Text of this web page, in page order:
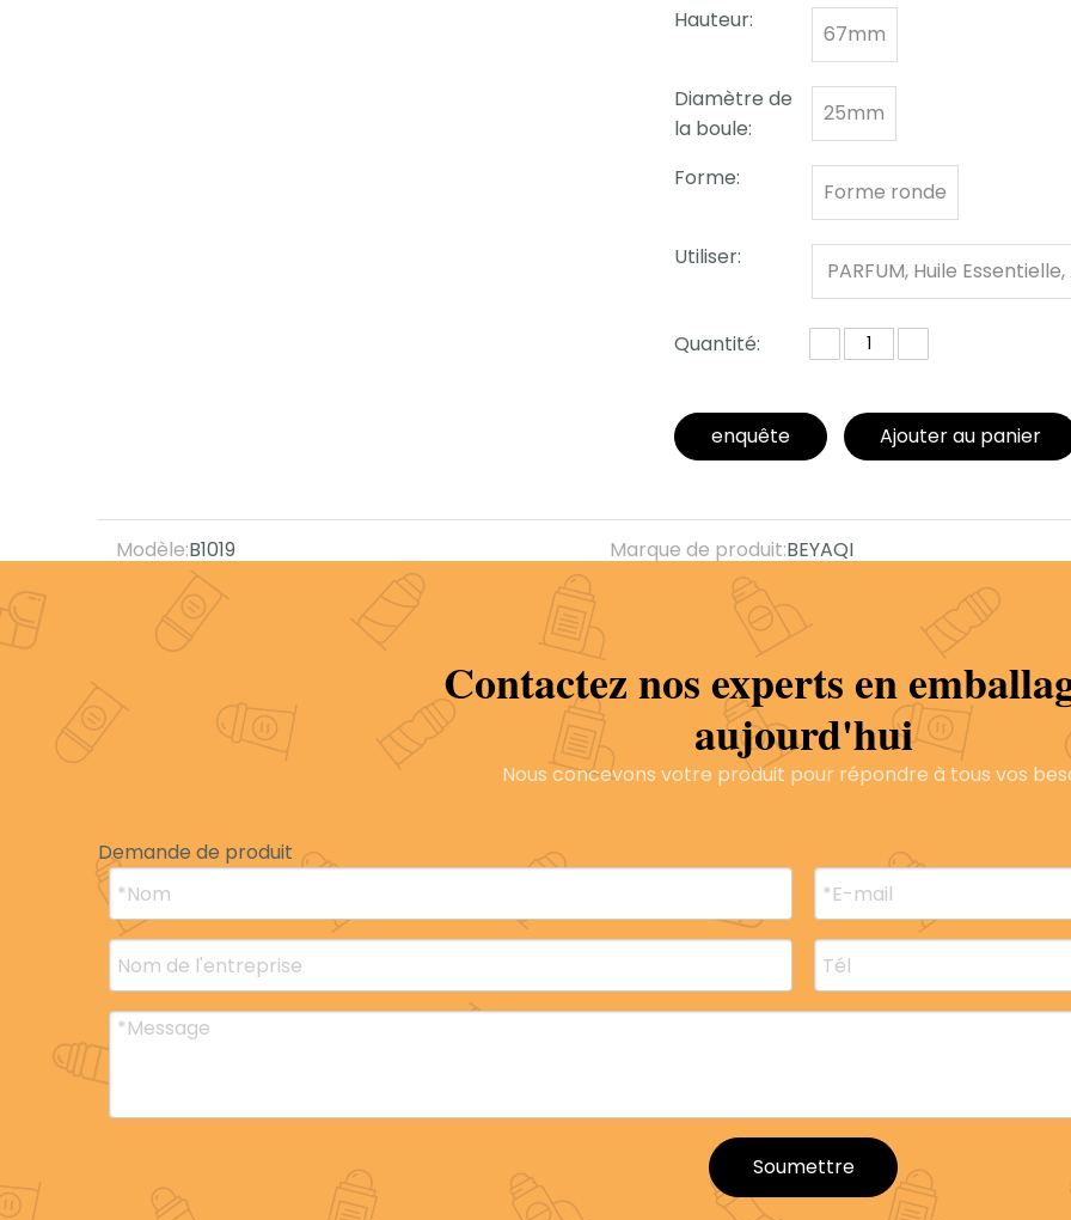
Hauteur:
67mm
Diamètre de
la boule:
25mm
Forme:
Forme ronde
Utiliser:
PARFUM, Huile
Quantité:
enquête Ajouter au panier
Modèle:B1019 Marque de produit:BEYAQI
Description du produit
Profil de l'entreprise
Contactez nos experts en
aujourd'hui
Nous concevons votre produit pour répondre à tous vos
Demande de produit
Soumettre